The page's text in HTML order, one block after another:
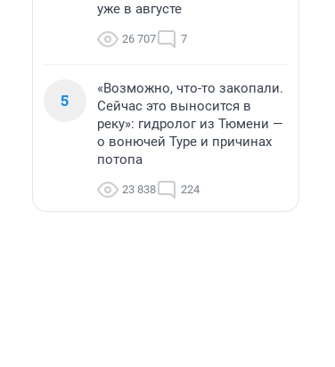
уже в августе
26 707 7
5
«Возможно, что-то закопали.
Сейчас это выносится в
реку»: гидролог из Тюмени —
о вонючей Туре и причинах
потопа
23 838 224